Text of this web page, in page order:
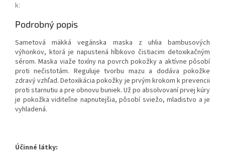
k:
Podrobný popis
Sametová mäkká vegánska maska z uhlia bambusových
výhonkov, ktorá je napustená hĺbkovo čistiacim detoxikačným
sérom. Maska viaže toxíny na povrch pokožky a aktívne pôsobí
proti nečistotám. Reguluje tvorbu mazu a dodáva pokožke
zdravý vzhľad. Detoxikácia pokožky je prvým krokom k prevencii
proti starnutiu a pre obnovu buniek. Už po absolvovaní prvej kúry
je pokožka viditeľne napnutejšia, pôsobí sviežo, mladistvo a je
vyhladená.
Účinné látky: